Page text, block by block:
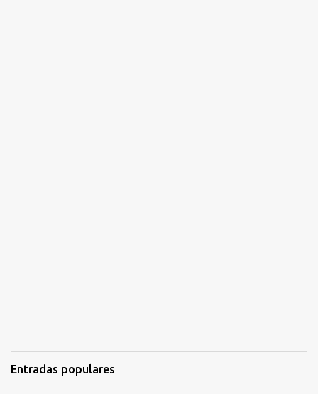
Entradas populares